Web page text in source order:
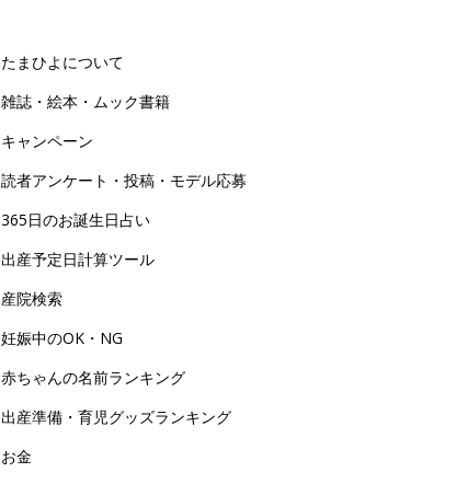
たまひよについて
雑誌・絵本・ムック書籍
キャンペーン
読者アンケート・投稿・モデル応募
365日のお誕生日占い
出産予定日計算ツール
産院検索
妊娠中のOK・NG
赤ちゃんの名前ランキング
出産準備・育児グッズランキング
お金